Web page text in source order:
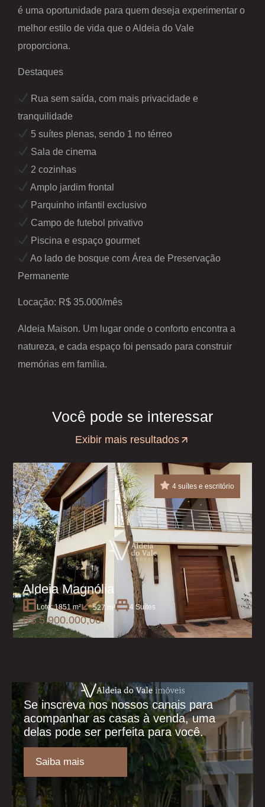
é uma oportunidade para quem deseja experimentar o
melhor estilo de vida que o Aldeia do Vale
proporciona.
Destaques
Rua sem saída, com mais privacidade e
tranquilidade
5 suítes plenas, sendo 1 no térreo
Sala de cinema
2 cozinhas
Amplo jardim frontal
Parquinho infantil exclusivo
Campo de futebol privativo
Piscina e espaço gourmet
Ao lado de bosque com Área de Preservação
Permanente
Locação: R$ 35.000/mês
Aldeia Maison. Um lugar onde o conforto encontra a
natureza, e cada espaço foi pensado para construir
memórias em família.
Você pode se interessar
Exibir mais resultados
4 suítes e escritório
Aldeia Magnólia
Lote: 1851 m² 527 m² 4 Suítes
R$ 5.900.000,00
Se inscreva nos nossos canais para
acompanhar as casas à venda, uma
delas pode ser perfeita para você.
Saiba mais